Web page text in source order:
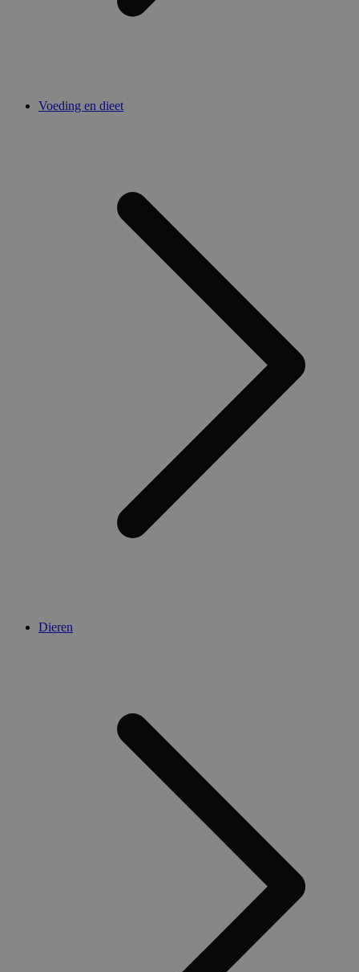
Voeding en dieet
Dieren